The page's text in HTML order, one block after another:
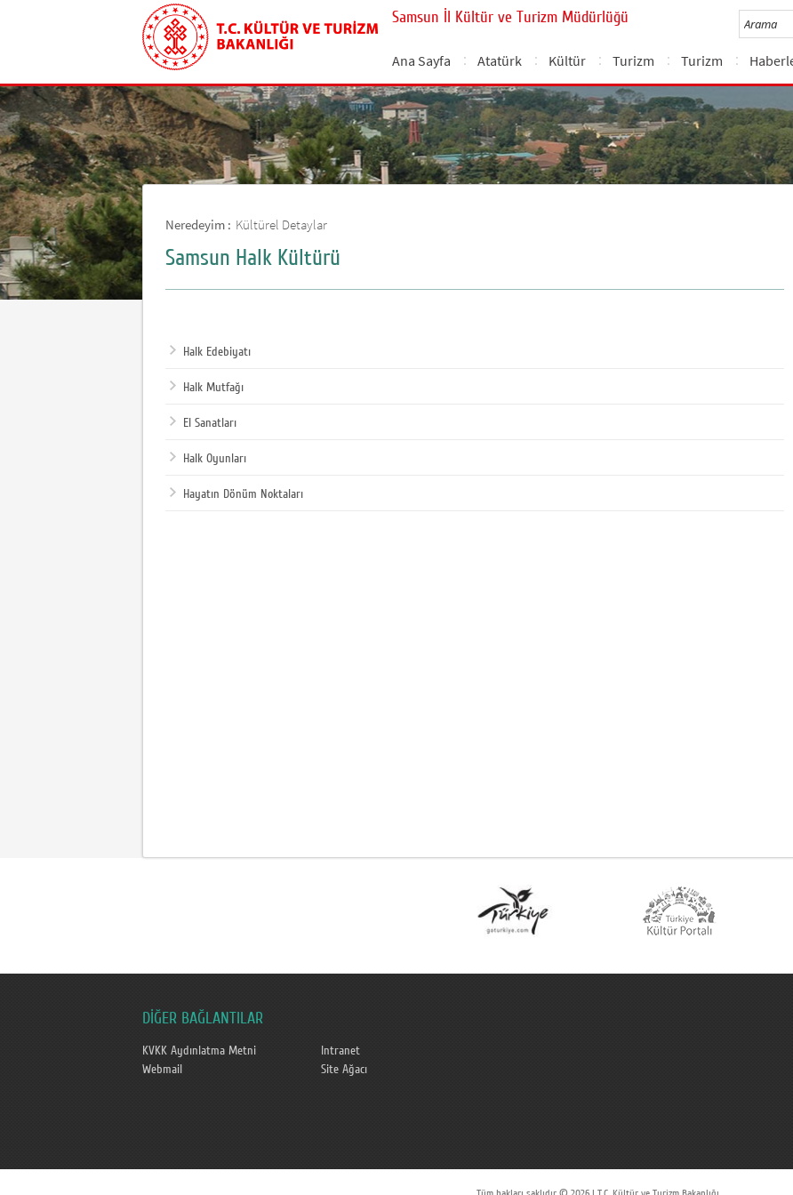
Samsun İl Kültür ve Turizm Müdürlüğü
Ana Sayfa Atatürk Kültür Turizm Turizm
Neredeyim : Kültürel Detaylar
Samsun Halk Kültürü
Halk Edebiyatı
Halk Mutfağı
El Sanatları
Halk Oyunları
Hayatın Dönüm Noktaları
DİĞER BAĞLANTILAR
KVKK Aydınlatma Metni
Intranet
Webmail
Site Ağacı